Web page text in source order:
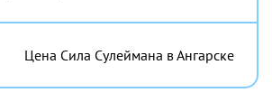
Цена Сила Сулеймана в Ангарске